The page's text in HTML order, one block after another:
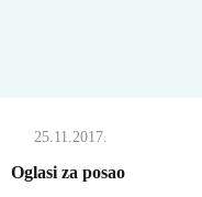
25.11.2017.
Oglasi za posao